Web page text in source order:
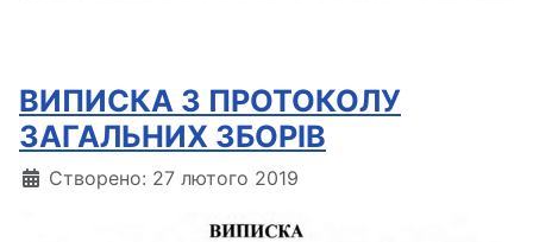
ВИПИСКА З ПРОТОКОЛУ
ЗАГАЛЬНИХ ЗБОРІВ
Деталі
Створено: 27 лютого 2019